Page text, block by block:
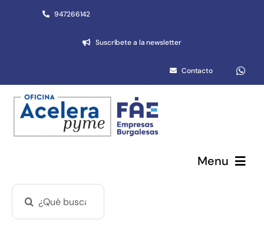
947266142
Suscríbete a la newsletter
Contacto
Menu